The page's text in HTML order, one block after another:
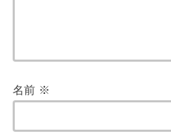
名前 ※